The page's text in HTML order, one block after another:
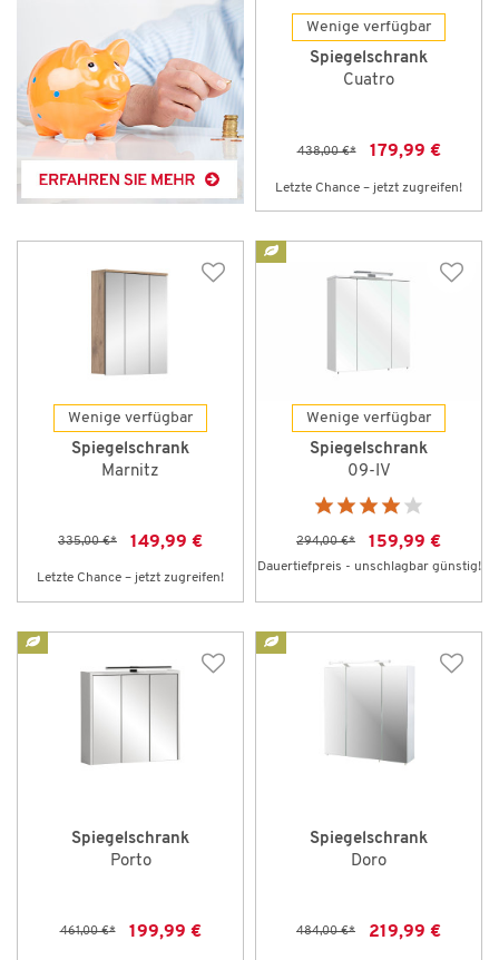
Wenige verfügbar
Spiegelschrank
Cuatro
438,00 €* 179,99 €
Letzte Chance – jetzt zugreifen!
Wenige verfügbar
Spiegelschrank
Marnitz
335,00 €* 149,99 €
Letzte Chance – jetzt zugreifen!
Wenige verfügbar
Spiegelschrank
09-IV
294,00 €* 159,99 €
Dauertiefpreis - unschlagbar günstig!
Spiegelschrank
Porto
461,00 €* 199,99 €
Spiegelschrank
Doro
484,00 €* 219,99 €